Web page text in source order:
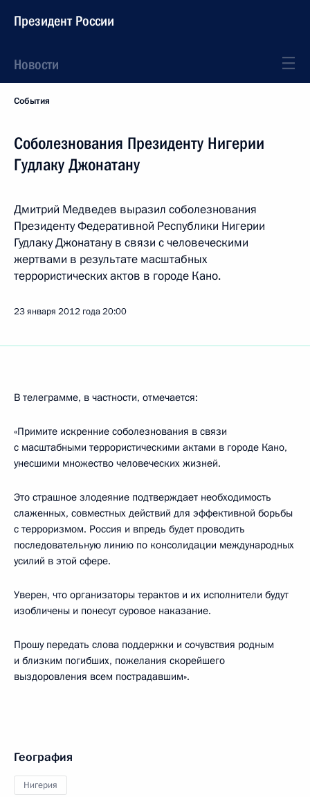
Президент России
Новости
События
Соболезнования Президенту Нигерии
Гудлаку Джонатану
Дмитрий Медведев выразил соболезнования
Президенту Федеративной Республики Нигерии
Гудлаку Джонатану в связи с человеческими
жертвами в результате масштабных
террористических актов в городе Кано.
23 января 2012 года20:00
В телеграмме, в частности, отмечается:
«Примите искренние соболезнования в связи
с масштабными террористическими актами в городе Кано,
унесшими множество человеческих жизней.
Это страшное злодеяние подтверждает необходимость
слаженных, совместных действий для эффективной борьбы
с терроризмом. Россия и впредь будет проводить
последовательную линию по консолидации международных
усилий в этой сфере.
Уверен, что организаторы терактов и их исполнители будут
изобличены и понесут суровое наказание.
Прошу передать слова поддержки и сочувствия родным
и близким погибших, пожелания скорейшего
выздоровления всем пострадавшим».
География
Нигерия